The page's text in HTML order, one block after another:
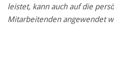
leistet, kann auch auf die
Mitarbeitenden angewendet